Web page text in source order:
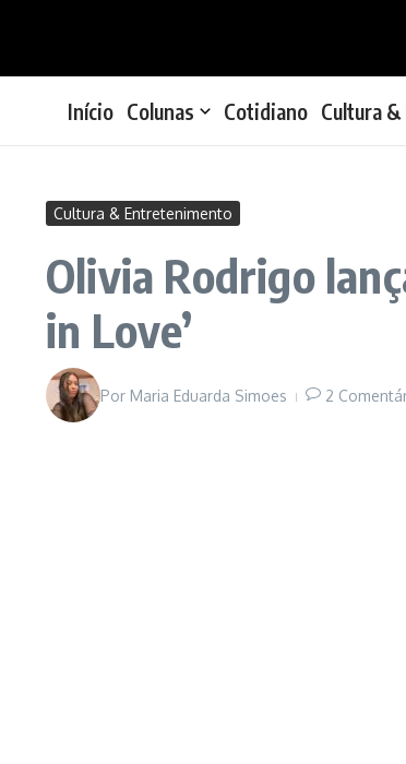
Início Colunas Cotidiano Cultura
Cultura & Entretenimento
Olivia Rodrigo
in Love’
Por Maria Eduarda Simoes 2